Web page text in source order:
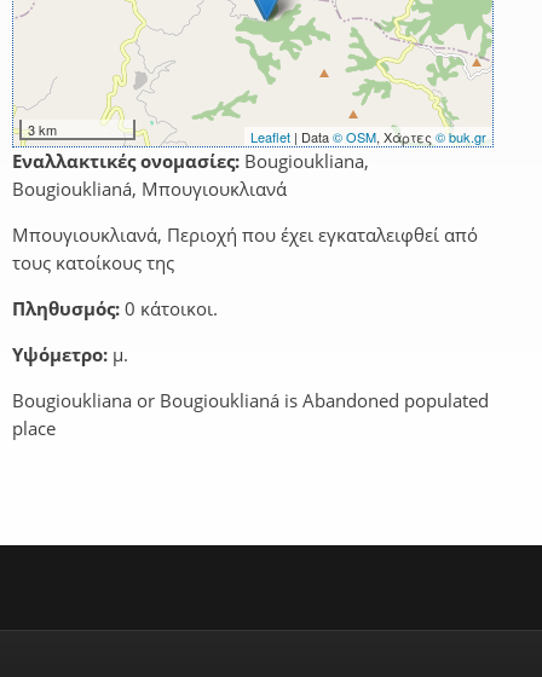
3 km Leaflet | Data© OSM, Χάρτες © buk.gr
Εναλλακτικές ονομασίες: Bougioukliana,
Bougiouklianá, Μπουγιουκλιανά
Μπουγιουκλιανά, Περιοχή που έχει εγκαταλειφθεί από
τους κατοίκους της
Πληθυσμός: 0 κάτοικοι.
Υψόμετρο: μ.
Bougioukliana or Bougiouklianá is Abandoned populated
place